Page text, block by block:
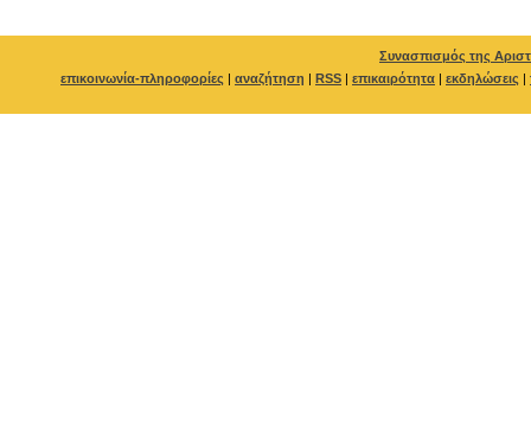
Συνασπισμός της
επικοινωνία-πληροφορίες | αναζήτηση | RSS | επικαιρότητα | εκδηλώσεις |